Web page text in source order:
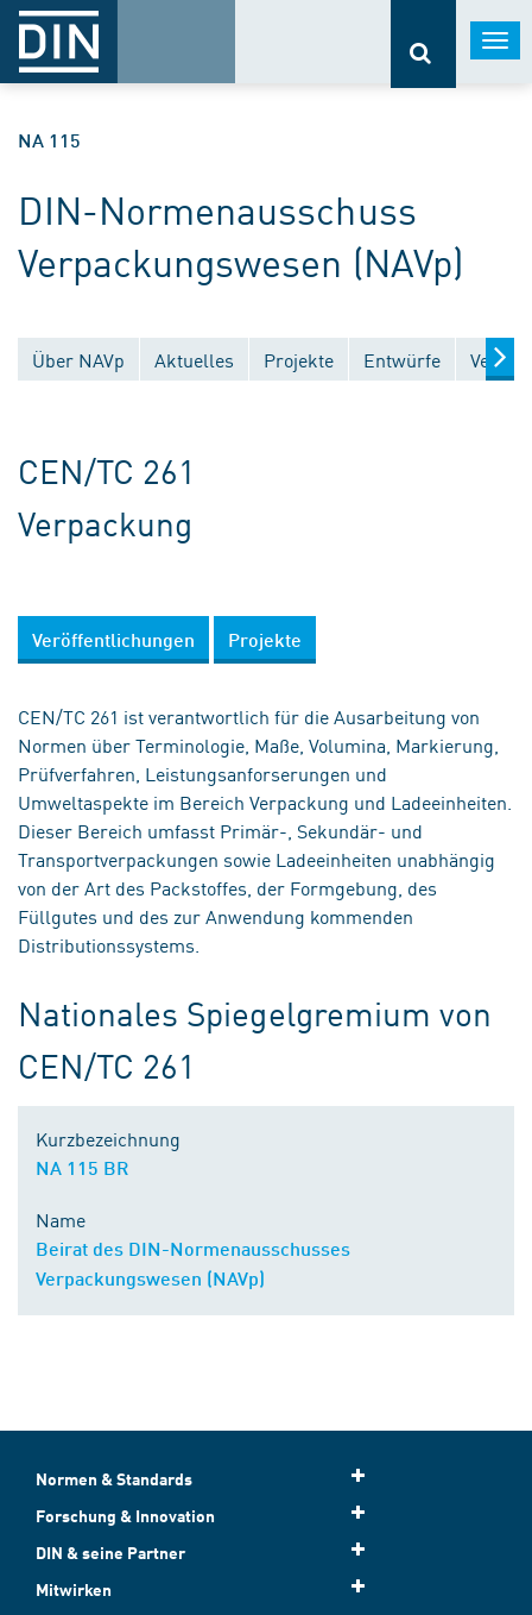
NA 115
DIN-Normenausschuss
Verpackungswesen (NAVp)
Über NAVp Aktuelles Projekte Entwürfe
CEN/TC 261
Verpackung
Veröffentlichungen Projekte
CEN/TC 261 ist verantwortlich für die Ausarbeitung von
Normen über Terminologie, Maße, Volumina, Markierung,
Prüfverfahren, Leistungsanforserungen und
Umweltaspekte im Bereich Verpackung und Ladeeinheiten.
Dieser Bereich umfasst Primär-, Sekundär- und
Transportverpackungen sowie Ladeeinheiten unabhängig
von der Art des Packstoffes, der Formgebung, des
Füllgutes und des zur Anwendung kommenden
Distributionssystems.
Nationales Spiegelgremium von
CEN/TC 261
Kurzbezeichnung
NA 115 BR
Name
Beirat des DIN-Normenausschusses
Verpackungswesen (NAVp)
Normen & Standards
Forschung & Innovation
DIN & seine Partner
Mitwirken